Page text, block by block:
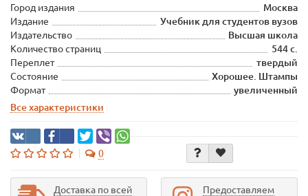
Город издания
Москва
Издание
Учебник для студентов вузов
Издательство
Высшая школа
Количество страниц
544 с.
Переплет
твердый
Состояние
Хорошее. Штампы
Формат
увеличенный
Все характеристики
0
Доставка по всей
Предоставляем